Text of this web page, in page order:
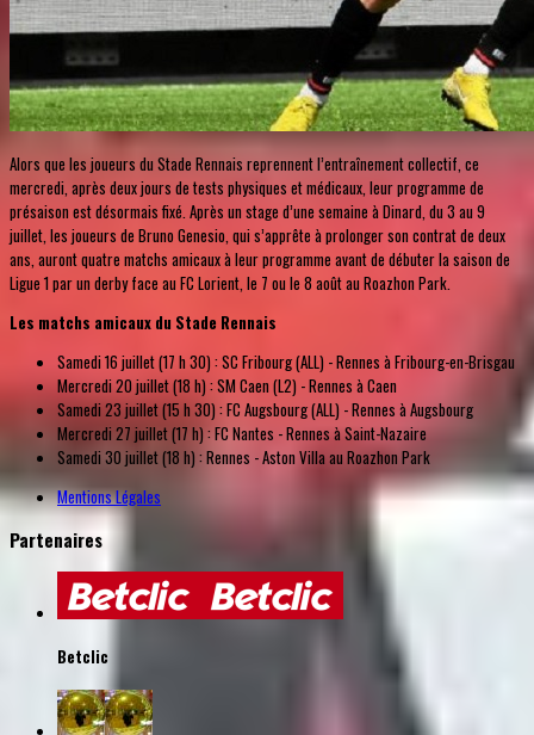
Alors que les joueurs du Stade Rennais reprennent l’entraînement collectif, ce
mercredi, après deux jours de tests physiques et médicaux, leur programme de
présaison est désormais fixé. Après un stage d’une semaine à Dinard, du 3 au 9
juillet, les joueurs de Bruno Genesio, qui s’apprête à prolonger son contrat de deux
ans, auront quatre matchs amicaux à leur programme avant de débuter la saison de
Ligue 1 par un derby face au FC Lorient, le 7 ou le 8 août au Roazhon Park.
Les matchs amicaux du Stade Rennais
Samedi 16 juillet (17 h 30) : SC Fribourg (ALL) - Rennes à Fribourg-en-Brisgau
Mercredi 20 juillet (18 h) : SM Caen (L2) - Rennes à Caen
Samedi 23 juillet (15 h 30) : FC Augsbourg (ALL) - Rennes à Augsbourg
Mercredi 27 juillet (17 h) : FC Nantes - Rennes à Saint-Nazaire
Samedi 30 juillet (18 h) : Rennes - Aston Villa au Roazhon Park
Mentions Légales
Partenaires
Betclic